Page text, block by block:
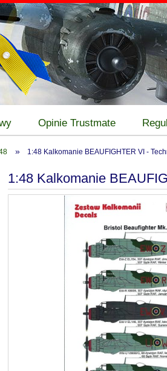
Opinie Trustmate
» 1:48 Kalkomanie BEAUFIGHTER VI -
1:48 Kalkomanie